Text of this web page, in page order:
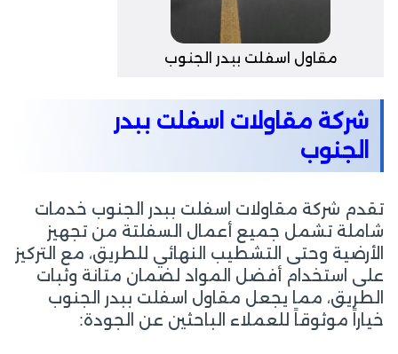
مقاول اسفلت ببدر الجنوب
شركة مقاولات اسفلت ببدر
الجنوب
تقدم شركة مقاولات اسفلت ببدر الجنوب خدمات
شاملة تشمل جميع أعمال السفلتة من تجهيز
الأرضية وحتى التشطيب النهائي للطريق، مع التركيز
على استخدام أفضل المواد لضمان متانة وثبات
الطريق، مما يجعل مقاول اسفلت ببدر الجنوب
خياراً موثوقاً للعملاء الباحثين عن الجودة: